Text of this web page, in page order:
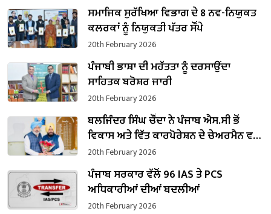
ਸਮਾਜਿਕ ਸੁਰੱਖਿਆ ਵਿਭਾਗ ਦੇ 8 ਨਵ-ਨਿਯੁਕਤ
ਕਲਰਕਾਂ ਨੂੰ ਨਿਯੁਕਤੀ ਪੱਤਰ ਸੌਂਪੇ
20th February 2026
ਪੰਜਾਬੀ ਭਾਸ਼ਾ ਦੀ ਮਹੱਤਤਾ ਨੂੰ ਦਰਸਾਉਂਦਾ
ਸਾਹਿਤਕ ਬਰੋਸ਼ਰ ਜਾਰੀ
20th February 2026
ਬਲਜਿੰਦਰ ਸਿੰਘ ਚੌਂਦਾ ਨੇ ਪੰਜਾਬ ਐਸ.ਸੀ ਭੋਂ
ਵਿਕਾਸ ਅਤੇ ਵਿੱਤ ਕਾਰਪੋਰੇਸ਼ਨ ਦੇ ਚੇਅਰਮੈਨ ਵਜੋਂ
ਸੰਭਾਲਿਆ ਕਾਰਜਭਾਰ
20th February 2026
ਪੰਜਾਬ ਸਰਕਾਰ ਵੱਲੋਂ 96 IAS ਤੇ PCS
ਅਧਿਕਾਰੀਆਂ ਦੀਆਂ ਬਦਲੀਆਂ
20th February 2026